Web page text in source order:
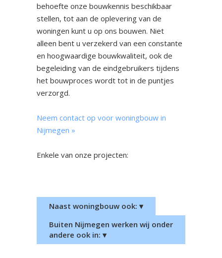
behoefte onze bouwkennis beschikbaar
stellen, tot aan de oplevering van de
woningen kunt u op ons bouwen. Niet
alleen bent u verzekerd van een constante
en hoogwaardige bouwkwaliteit, ook de
begeleiding van de eindgebruikers tijdens
het bouwproces wordt tot in de puntjes
verzorgd.
Neem contact op voor woningbouw in
Nijmegen »
Enkele van onze projecten:
Groesbeek
Naast woningbouw ook: ▾
Buiten Nijmegen werken wij onder
andere ook in: ▾